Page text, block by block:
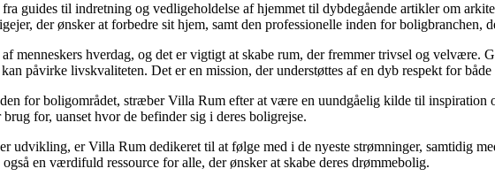
guides til indretning og vedligeholdelse af hjemmet til dybdegående artikler om
der ønsker at forbedre sit hjem, samt den professionelle inden for boligbranchen,
menneskers hverdag, og det er vigtigt at skabe rum, der fremmer trivsel og velvære.
påvirke livskvaliteten. Det er en mission, der understøttes af en dyb respekt for
for boligområdet, stræber Villa Rum efter at være en uundgåelig kilde til
for, uanset hvor de befinder sig i deres boligrejse.
udvikling, er Villa Rum dedikeret til at følge med i de nyeste strømninger, samtidig
en værdifuld ressource for alle, der ønsker at skabe deres drømmebolig.